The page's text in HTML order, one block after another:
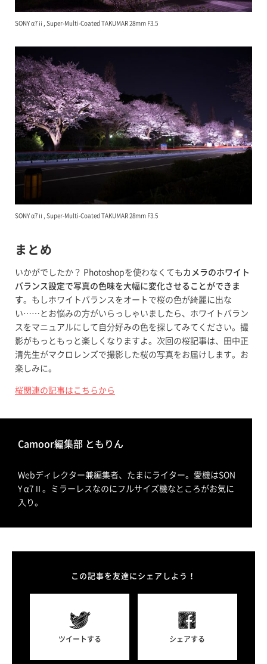
SONY α7ⅱ, Super-Multi-Coated TAKUMAR 28mm F3.5
SONY α7ⅱ, Super-Multi-Coated TAKUMAR 28mm F3.5
まとめ
いかがでしたか？ Photoshopを使わなくても カメラのホワイト
バランス設定で写真の色味を大幅に変化させることができま
す。もしホワイトバランスをオートで桜の色が綺麗に出な
い……とお悩みの方がいらっしゃいましたら、ホワイトバラン
スをマニュアルにして自分好みの色を探してみてください。撮
影がもっともっと楽しくなりますよ。次回の桜記事は、田中正
清先生がマクロレンズで撮影した桜の写真をお届けします。お
楽しみに。
桜関連の記事はこちらから
Camoor編集部 ともりん
Webディレクター兼編集者、たまにライター。愛機はSON
Y α7Ⅱ。ミラーレスなのにフルサイズ機なところがお気に
入り。
この記事を友達にシェアしよう！
ツイートする シェアする